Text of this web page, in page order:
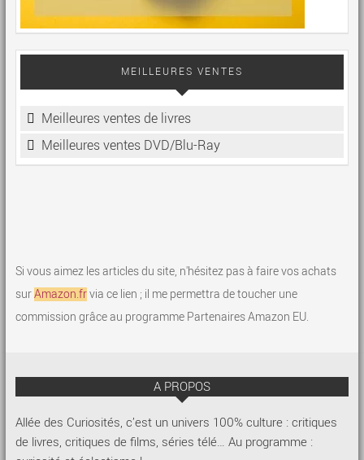
MEILLEURES VENTES
Meilleures ventes de livres
Meilleures ventes DVD/Blu-Ray
Si vous aimez les articles du site, n'hésitez pas à faire vos achats
surAmazon.frvia ce lien ; il me permettra de toucher une
commission grâce au programme Partenaires Amazon EU.
A PROPOS
Allée des Curiosités, c’est un univers 100% culture : critiques
de livres, critiques de films, séries télé… Au programme :